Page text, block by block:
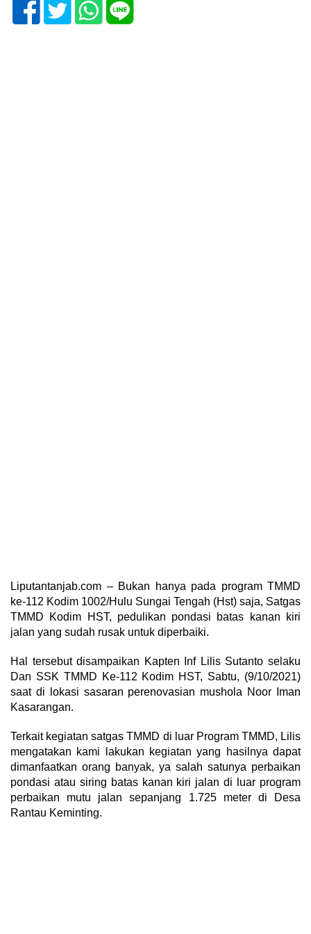
Liputantanjab.com – Bukan hanya pada program TMMD
ke-112 Kodim 1002/Hulu Sungai Tengah (Hst) saja, Satgas
TMMD Kodim HST, pedulikan pondasi batas kanan kiri
jalan yang sudah rusak untuk diperbaiki.
Hal tersebut disampaikan Kapten Inf Lilis Sutanto selaku
Dan SSK TMMD Ke-112 Kodim HST, Sabtu, (9/10/2021)
saat di lokasi sasaran perenovasian mushola Noor Iman
Kasarangan.
Terkait kegiatan satgas TMMD di luar Program TMMD, Lilis
mengatakan kami lakukan kegiatan yang hasilnya dapat
dimanfaatkan orang banyak, ya salah satunya perbaikan
pondasi atau siring batas kanan kiri jalan di luar program
perbaikan mutu jalan sepanjang 1.725 meter di Desa
Rantau Keminting.